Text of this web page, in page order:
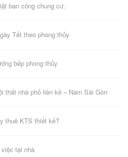
ban công chung cư.
Tết theo phong thủy
bếp phong thủy
thất nhà phố liền kề – Nam Sài Gòn
thuê KTS thiết kế?
tại nhà